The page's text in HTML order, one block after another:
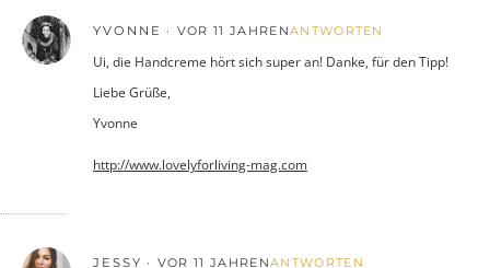
YVONNE VOR 11 JAHRENANTWORTEN
Ui, die Handcreme hört sich super an! Danke, für den Tipp!
Liebe Grüße,
Yvonne
http://www.lovelyforliving-mag.com
JESSY VOR 11 JAHRENANTWORTEN